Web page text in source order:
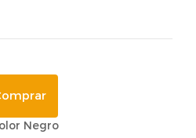
Negro